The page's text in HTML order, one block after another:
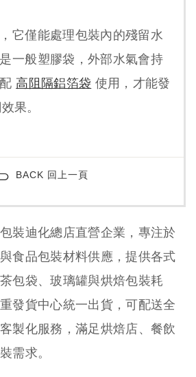
它僅能處理包裝內的殘留水
一般塑膠袋，外部水氣會持
高阻隔鋁箔袋 使用，才能發
果。
BACK 回上一頁
裝迪化總店直營企業，專注於
食品包裝材料供應，提供各式
包袋、玻璃罐與烘焙包裝耗
發貨中心統一出貨，可配送全
製化服務，滿足烘焙店、餐飲
需求。